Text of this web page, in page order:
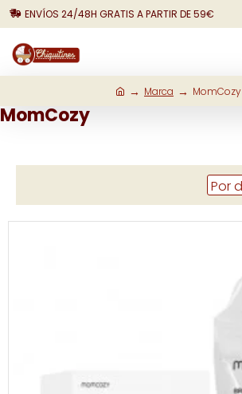
ENVÍOS 24/48H GRATIS A PARTIR DE 59€
Marca MomCozy
MomCozy